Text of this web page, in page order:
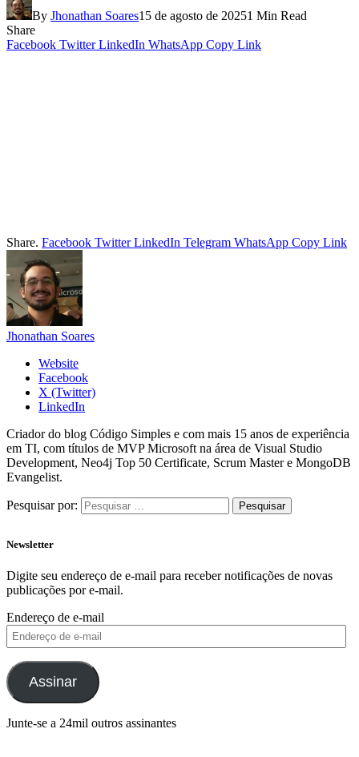
By Jhonathan Soares15 de agosto de 20251 Min Read
Share
Facebook Twitter LinkedIn WhatsApp Copy Link
Share. Facebook Twitter LinkedIn Telegram WhatsApp Copy Link
Jhonathan Soares
Website
Facebook
X (Twitter)
LinkedIn
Criador do blog Código Simples e com mais 15 anos de experiência
em TI, com títulos de MVP Microsoft na área de Visual Studio
Development, Neo4j Top 50 Certificate, Scrum Master e MongoDB
Evangelist.
Pesquisar por:
Newsletter
Digite seu endereço de e-mail para receber notificações de novas
publicações por e-mail.
Endereço de e-mail
Assinar
Junte-se a 24mil outros assinantes